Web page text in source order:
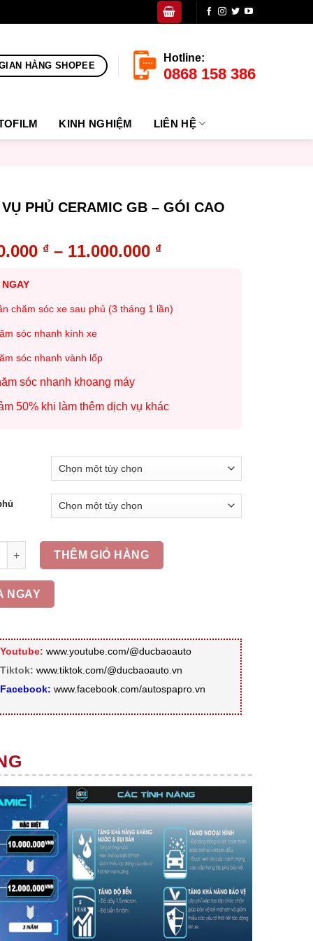
HÀNG SHOPEE
Hotline:
0868 158 386
KINH NGHIỆM LIÊN HỆ
PHỦ CERAMIC GB – GÓI CAO
₫– 11.000.000 ₫
chăm sóc xe sau phủ (3 tháng 1 lần)
sóc nhanh kính xe
sóc nhanh vành lốp
sóc nhanh khoang máy
50% khi làm thêm dịch vụ khác
PHỦ CERAMIC GB - GÓI CAO CẤP số lượng
THÊM GIỎ HÀNG
NGAY
Youtube: www.youtube.com/@ducbaoauto
Tiktok: www.tiktok.com/@ducbaoauto.vn
Facebook: www.facebook.com/autospapro.vn